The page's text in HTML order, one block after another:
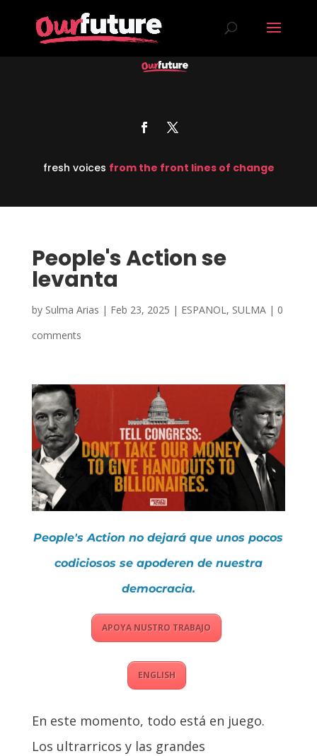
fresh voices from the front lines of change
People's Action se
levanta
by Sulma Arias | Feb 23, 2025 | ESPANOL, SULMA| 0
comments
People's Action no dejará que unos pocos
codiciosos se apoderen de nuestra
democracia.
APOYA NUSTRO TRABAJO
ENGLISH
En este momento, todo está en juego.
Los ultrarricos y las grandes